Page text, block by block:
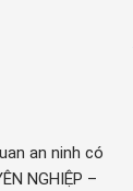
an ninh có
NGHIỆP –